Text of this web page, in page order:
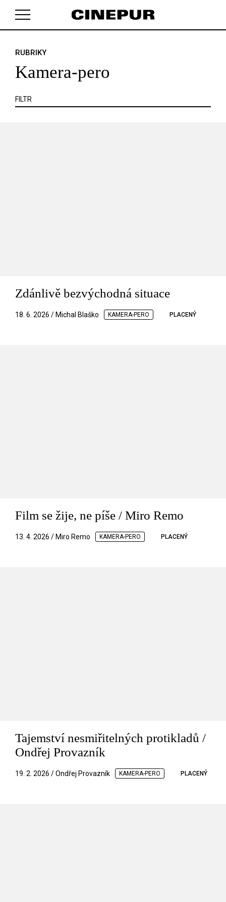
RUBRIKY
Kamera-pero
FILTR
KRITIKA MIMO KINO POJEM PORTRÉT
Zdánlivě bezvýchodná situace
18. 6. 2026 / Michal Blaško KAMERA-PERO PLACENÝ
Film se žije, ne píše / Miro Remo
13. 4. 2026 / Miro Remo KAMERA-PERO PLACENÝ
Tajemství nesmiřitelných protikladů /
Ondřej Provazník
19. 2. 2026 / Ondřej Provazník KAMERA-PERO PLACENÝ